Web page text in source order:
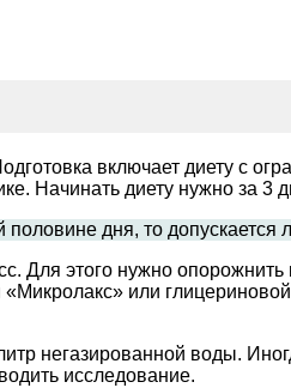
включает диету с
Начинать диету нужно за 3
дня, то допускается
Для этого нужно
или
негазированной воды.
исследование.